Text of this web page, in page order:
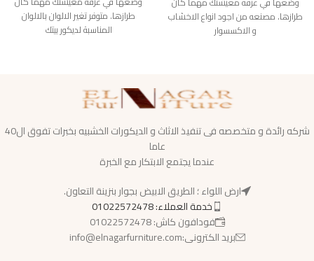
طرازها. مصنعه من اجود انواع الاخشاب
و الاكسسوار
طرازها. متوفر تغير الالوان بالالوان
المناسبة لديكور بيتك
شركه رائدة و متخصصه فى تنفيذ الاثاث و الديكورات الخشبيه بخبرات تفوق ال40
عاما
عندما يجتمع الابتكار مع الخبرة
ارض اللواء ؛ الطريق الابيض بجوار بنزينة التعاون.
خدمة العملاء: 01022572478
فودافون كاش: 01022572478
بريد الكترونى:info@elnagarfurniture.com